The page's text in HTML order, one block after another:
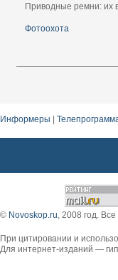
Приводные ремни: их
Фотоохота
Информеры |
© Novoskop.ru , 2008 год.
При цитировании и
Для интернет-изданий —